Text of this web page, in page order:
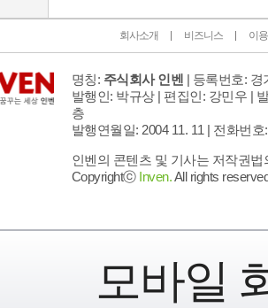
회사소개 비즈니스 이
명칭: 주식회사 인벤 | 등록번호: 경
발행인: 박규상 | 편집인: 강민우 |
층
발행연월일: 2004 11. 11 | 전화번호
인벤의 콘텐츠 및 기사는 저작권
Copyrightⓒ Inven.All rights
모바일